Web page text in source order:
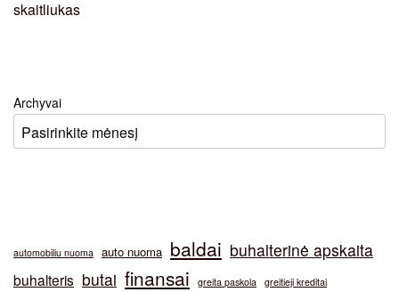
Archyvai
automobiliu nuoma auto nuoma baldai buhalterinė apskaita
buhalteris butai finansai greita paskola greitieji kreditai